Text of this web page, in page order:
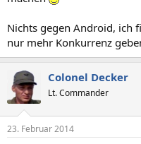
Nichts gegen Android, ich
nur mehr Konkurrenz
Colonel Decker
Lt. Commander
23. Februar 2014